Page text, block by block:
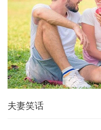
夫妻笑话